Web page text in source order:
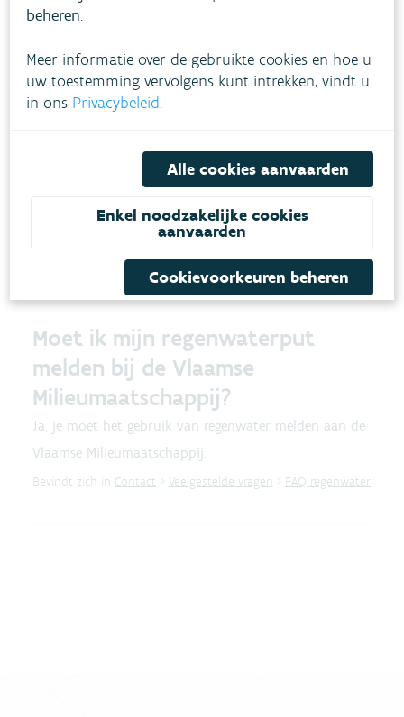
installatie van een regenwaterput.
Bevindt zich in Contact Veelgestelde vragen FAQ regenwater
kleur en stinkt. Wat kan ik doen?
Enkele oplossingen voor stank en verkleuring van je
regenwater.
Bevindt zich in Contact Veelgestelde vragen FAQ regenwater
Moet ik mijn regenwaterput
melden bij de Vlaamse
Milieumaatschappij?
Ja, je moet het gebruik van regenwater melden aan de
Vlaamse Milieumaatschappij.
Bevindt zich in Contact Veelgestelde vragen FAQ regenwater
beheren.
Meer informatie over de gebruikte cookies en hoe u
uw toestemming vervolgens kunt intrekken, vindt u
in ons Privacybeleid.
Alle cookies aanvaarden
Enkel noodzakelijke cookies
aanvaarden
Cookievoorkeuren beheren